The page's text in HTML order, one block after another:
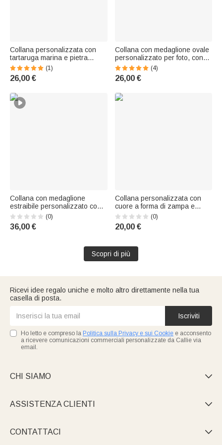
Collana personalizzata con
tartaruga marina e pietra
portafortuna, con nome:
gioiello delicato, regalo di
anniversario o di compleanno
mare
(1)
26,00 €
Collana con medaglione ovale
personalizzato per foto, con
pietra natale: regalo per
compleanni, ricorrenze e
anniversari per donne
(4)
26,00 €
Collana con medaglione
estraibile personalizzato con
foto e pietra portafortuna, con
incisione: gioiello delicato,
regalo di compleanno o
(0)
36,00 €
Collana personalizzata con
cuore a forma di zampa e
nome Regalo commemorativo
di gioielli per gli amanti degli
animali domestici
(0)
20,00 €
Scopri di più
Ricevi idee regalo uniche e molto altro direttamente nella tua
casella di posta.
Iscriviti
Ho letto e compreso la Politica sulla Privacy e sui Cookie e acconsento
a ricevere comunicazioni commerciali personalizzate da Callie via
email.
CHI SIAMO 
ASSISTENZA CLIENTI 
CONTATTACI 